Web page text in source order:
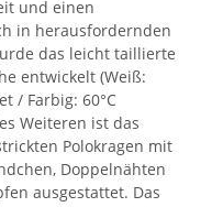
und einen
in herausfordernden
das leicht taillierte
entwickelt (Weiß:
/ Farbig: 60°C
Weiteren ist das
Polokragen mit
Doppelnähten
ausgestattet. Das